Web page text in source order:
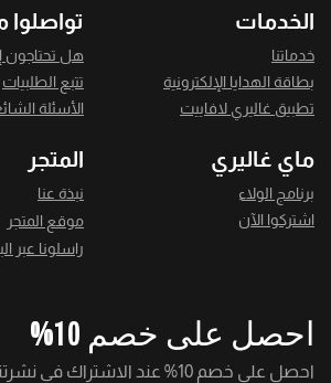
الخدمات
خدماتنا
بطاقة الهدايا الإلكترونية
تطبيق غاليري لافاييت
تواصلوا
هل تحتاجون
تتبع الطلبيات
الأسئلة
ماي غاليري
برنامج الولاء
اشتركوا الآن
المتجر
نبذة عنا
موقع المتجر
راسلونا عبر
احصل على خصم 10%
احصل على خصم 10% عند الاشتراك في نشرتنا الإخبارية